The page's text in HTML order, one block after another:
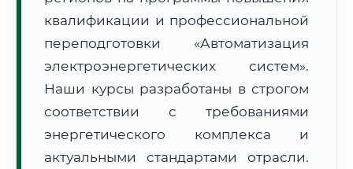
Расчет логистики оригиналов:
• Экспресс-доставка СДЭК / Почтой:
1–2 рабочих дня
квалификации и профессиональной
переподготовки «Автоматизация
электроэнергетических систем».
Наши курсы разработаны в строгом
соответствии с требованиями
энергетического комплекса и
актуальными стандартами отрасли.